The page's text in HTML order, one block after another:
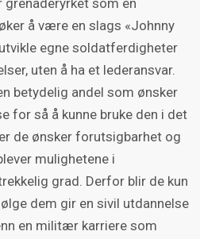
som en
å være en slags «Johnny
egne soldatferdigheter
uten å ha et lederansvar.
betydelig andel som ønsker
for så å kunne bruke den i det
de ønsker forutsigbarhet og
mulighetene i
grad. Derfor blir de kun
dem gir en sivil utdannelse
en militær karriere som